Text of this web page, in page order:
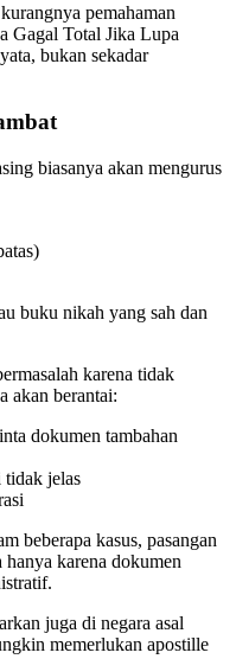
pemahaman
Gagal Total Jika Lupa
bukan sekadar
biasanya akan mengurus
buku nikah yang sah dan
karena tidak
akan berantai:
dokumen tambahan
tidak jelas
beberapa kasus, pasangan
karena dokumen
juga di negara asal
memerlukan apostille